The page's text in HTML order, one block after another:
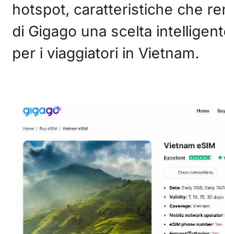
hotspot, caratteristiche che
di Gigago una scelta
per i viaggiatori in Vietnam.